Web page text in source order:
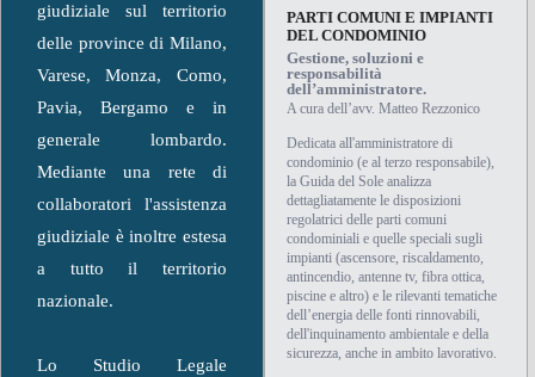
giudiziale sul territorio
delle province di Milano,
Varese, Monza, Como,
Pavia, Bergamo e in
generale lombardo.
Mediante una rete di
collaboratori l'assistenza
giudiziale è inoltre estesa
a tutto il territorio
nazionale.
Lo Studio Legale
PARTI COMUNI E IMPIANTI
DEL CONDOMINIO
Gestione, soluzioni e
responsabilità
dell’amministratore.
A cura dell’avv. Matteo Rezzonico
Dedicata all'amministratore di
condominio (e al terzo responsabile),
la Guida del Sole analizza
dettagliatamente le disposizioni
regolatrici delle parti comuni
condominiali e quelle speciali sugli
impianti (ascensore, riscaldamento,
antincendio, antenne tv, fibra ottica,
piscine e altro) e le rilevanti tematiche
dell’energia delle fonti rinnovabili,
dell'inquinamento ambientale e della
sicurezza, anche in ambito lavorativo.